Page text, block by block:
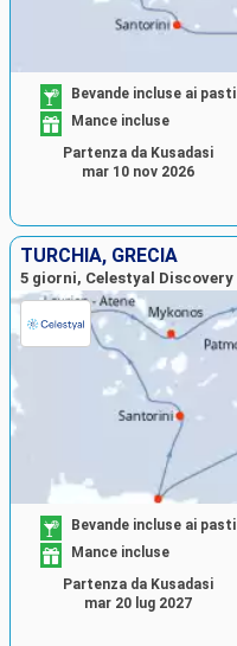
Bevande incluse ai pasti
Mance incluse
Partenza da Kusadasi
mar 10 nov 2026
TURCHIA, GRECIA
5 giorni, Celestyal Discovery
Bevande incluse ai pasti
Mance incluse
Partenza da Kusadasi
mar 20 lug 2027